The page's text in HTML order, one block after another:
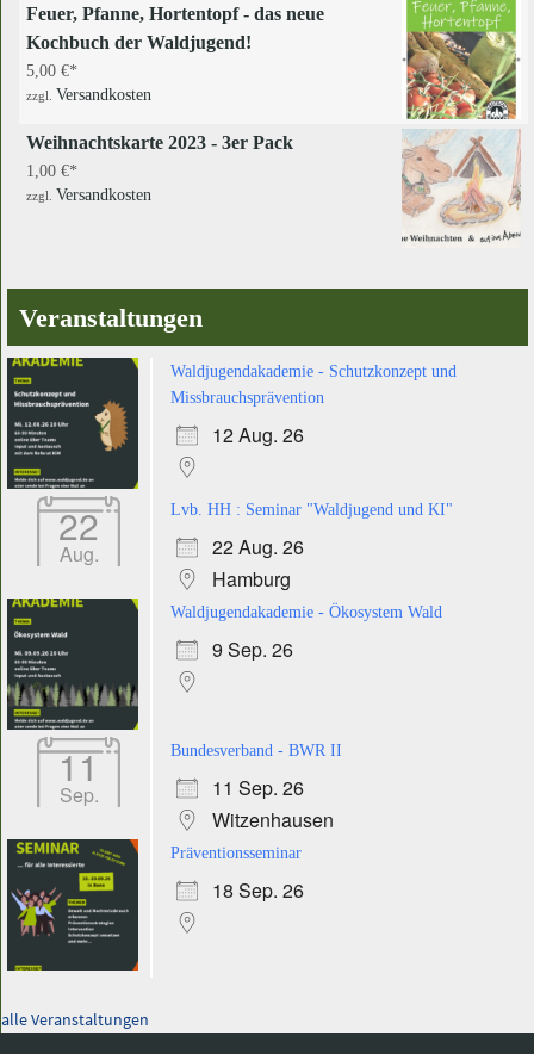
Feuer, Pfanne, Hortentopf - das neue
Kochbuch der Waldjugend!
5,00 €
zzgl. Versandkosten
Weihnachtskarte 2023 - 3er Pack
1,00 €
zzgl. Versandkosten
Veranstaltungen
Waldjugendakademie - Schutzkonzept und
Missbrauchsprävention
12 Aug. 26
22
Aug.
Lvb. HH : Seminar "Waldjugend und KI"
22 Aug. 26
Hamburg
Waldjugendakademie - Ökosystem Wald
9 Sep. 26
11
Sep.
Bundesverband - BWR II
11 Sep. 26
Witzenhausen
Präventionsseminar
18 Sep. 26
alle Veranstaltungen